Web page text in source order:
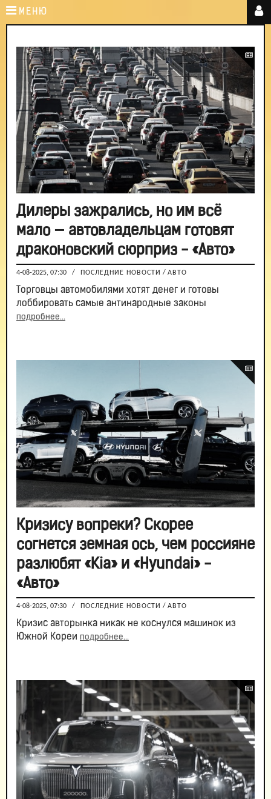
МЕНЮ
Дилеры зажрались, но им всё
мало — автовладельцам готовят
драконовский сюрприз - «Авто»
4-08-2025, 07:30 / ПОСЛЕДНИЕ НОВОСТИ / АВТО
Торговцы автомобилями хотят денег и готовы
лоббировать самые антинародные законы
подробнее...
Кризису вопреки? Скорее
согнется земная ось, чем россияне
разлюбят «Kia» и «Hyundai» -
«Авто»
4-08-2025, 07:30 / ПОСЛЕДНИЕ НОВОСТИ / АВТО
Кризис авторынка никак не коснулся машинок из
Южной Кореи подробнее...